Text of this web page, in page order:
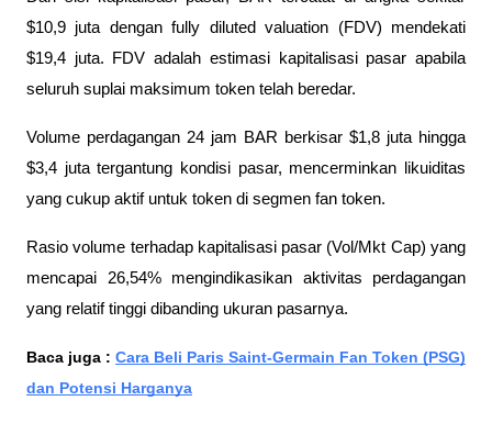
$10,9 juta dengan fully diluted valuation (FDV) mendekati
$19,4 juta. FDV adalah estimasi kapitalisasi pasar apabila
seluruh suplai maksimum token telah beredar.
Volume perdagangan 24 jam BAR berkisar $1,8 juta hingga
$3,4 juta tergantung kondisi pasar, mencerminkan likuiditas
yang cukup aktif untuk token di segmen fan token.
Rasio volume terhadap kapitalisasi pasar (Vol/Mkt Cap) yang
mencapai 26,54% mengindikasikan aktivitas perdagangan
yang relatif tinggi dibanding ukuran pasarnya.
Baca juga : Cara Beli Paris Saint-Germain Fan Token (PSG)
dan Potensi Harganya